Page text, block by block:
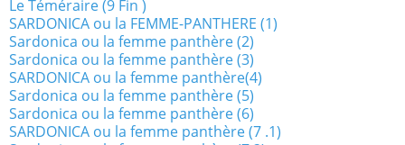
Le Téméraire (9 Fin )
SARDONICA ou la FEMME-PANTHERE (1)
Sardonica ou la femme panthère (2)
Sardonica ou la femme panthère (3)
SARDONICA ou la femme panthère(4)
Sardonica ou la femme panthère (5)
Sardonica ou la femme panthère (6)
SARDONICA ou la femme panthère (7 .1)